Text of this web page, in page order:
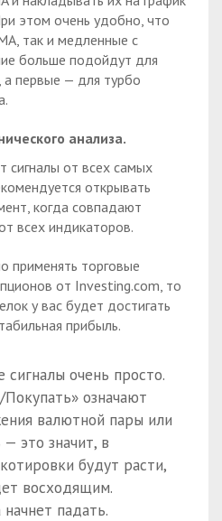
этом очень удобно, что
так и медленные с
больше подойдут для
а первые — для турбо
анализа.
сигналы от всех самых
открывать
когда совпадают
всех индикаторов.
применять торговые
от Investing.com, то
у вас будет достигать
прибыль.
очень просто.
означают
валютной пары или
это значит, в
будут расти,
восходящим.
падать.